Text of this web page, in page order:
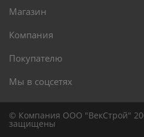
Магазин
Компания
Покупателю
Мы в соцсетях
© Компания ООО "ВекСтрой"
защищены